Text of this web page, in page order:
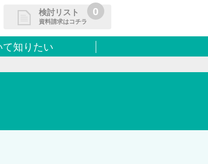
検討リスト
資料請求はコチラ
0
ストに追加しました
を一覧で確認・まとめて資
知りたい